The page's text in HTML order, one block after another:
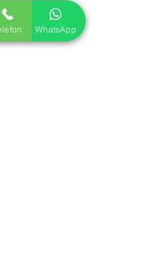
WhatsApp